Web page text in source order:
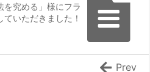
を究める」様にフラ
いただきました！
Prev